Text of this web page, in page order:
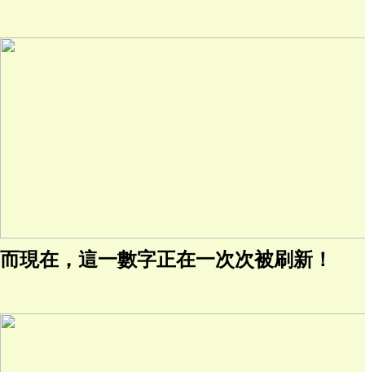
而現在，這一數字正在一次次被刷新！